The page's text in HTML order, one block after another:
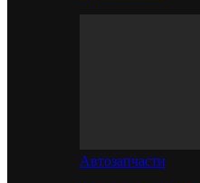
Автозапчасти